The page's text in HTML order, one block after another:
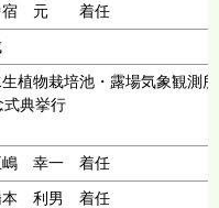
宿 元 着任
植物栽培池・露場気象観測
式典挙行
嶋 幸一 着任
本 利男 着任